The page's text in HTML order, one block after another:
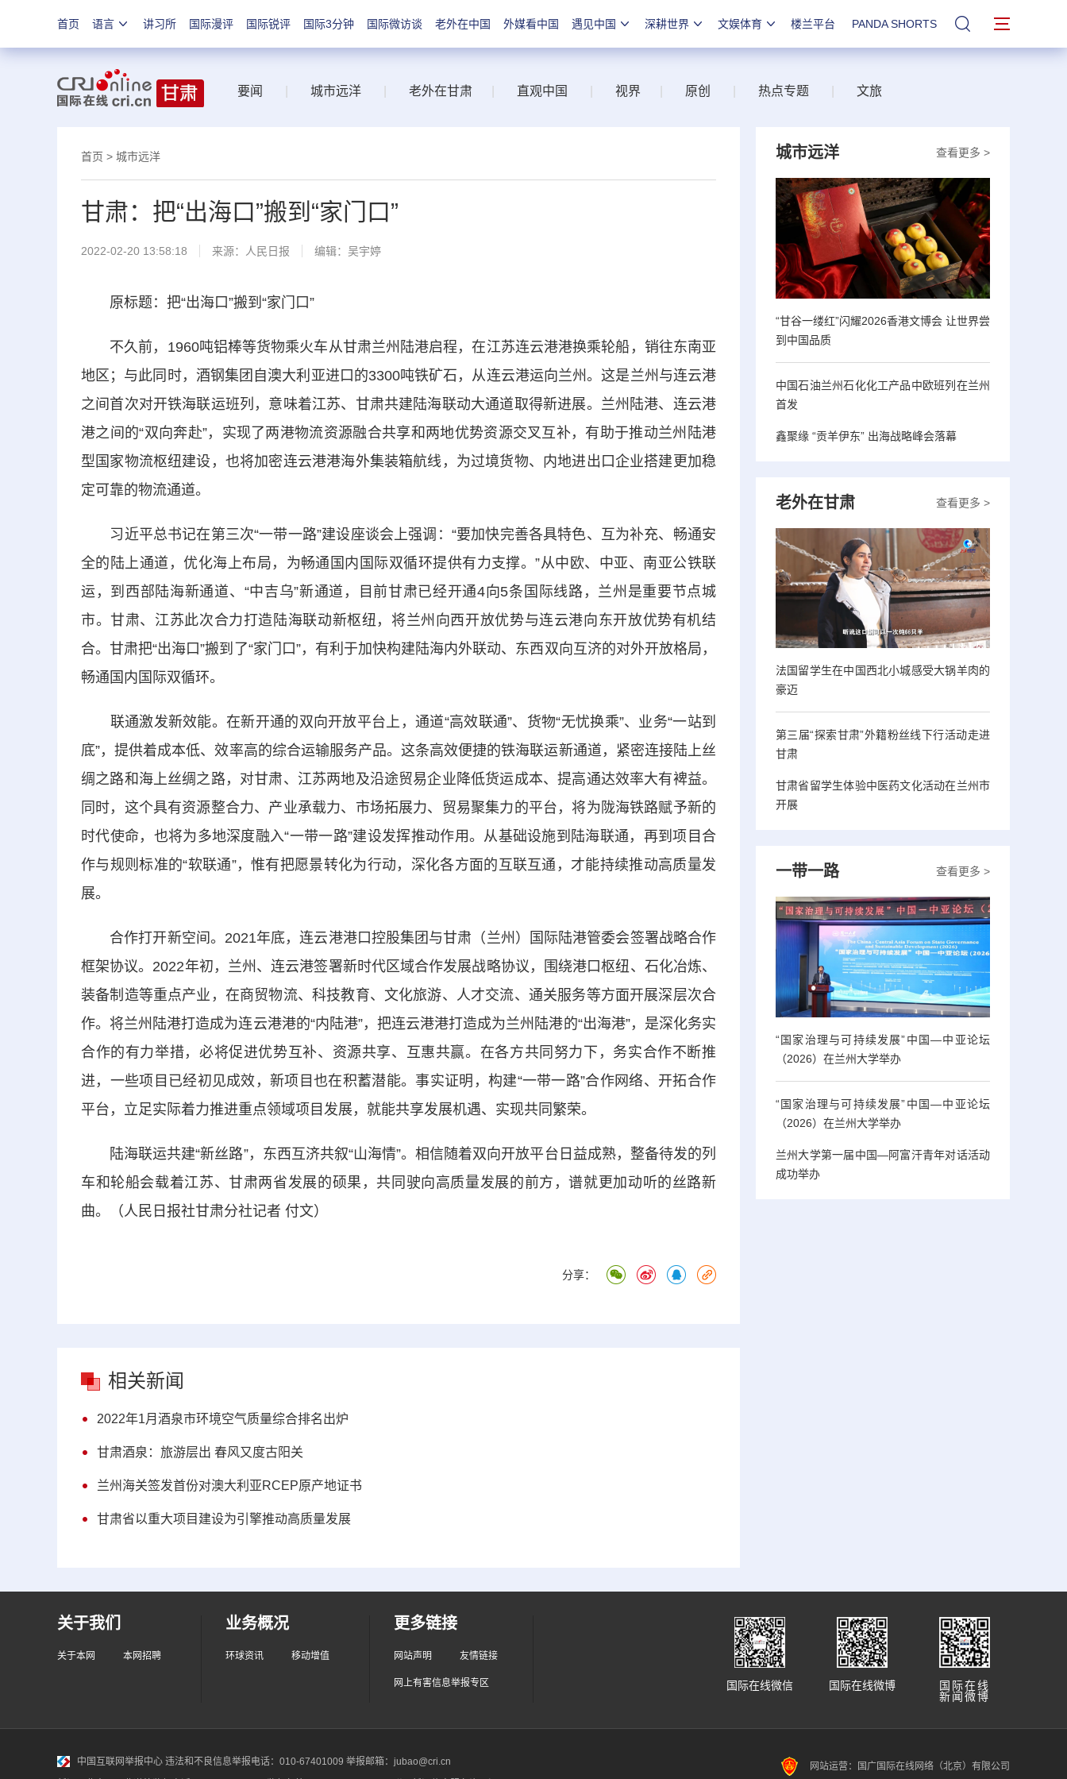
首页 语言 讲习所 国际漫评 国际锐评 国际3分钟 国际微访谈 老外在中国 外媒看中国 遇见中国 深耕世界 文娱体育 楼兰平台 PANDA SHORTS 站内搜索
要闻 城市远洋 老外在甘肃 直观中国 视界 原创 热点专题 文旅
首页 > 城市远洋
甘肃：把“出海口”搬到“家门口”
2022-02-20 13:58:18 来源： 人民日报 编辑：吴宇婷
原标题：把“出海口”搬到“家门口”
不久前，1960吨铝棒等货物乘火车从甘肃兰州陆港启程，在江苏连云港港换乘轮船，销往东南亚
地区；与此同时，酒钢集团自澳大利亚进口的3300吨铁矿石，从连云港运向兰州。这是兰州与连云港
之间首次对开铁海联运班列，意味着江苏、甘肃共建陆海联动大通道取得新进展。兰州陆港、连云港
港之间的“双向奔赴”，实现了两港物流资源融合共享和两地优势资源交叉互补，有助于推动兰州陆港
型国家物流枢纽建设，也将加密连云港港海外集装箱航线，为过境货物、内地进出口企业搭建更加稳
定可靠的物流通道。
习近平总书记在第三次“一带一路”建设座谈会上强调：“要加快完善各具特色、互为补充、畅通安
全的陆上通道，优化海上布局，为畅通国内国际双循环提供有力支撑。”从中欧、中亚、南亚公铁联
运，到西部陆海新通道、“中吉乌”新通道，目前甘肃已经开通4向5条国际线路，兰州是重要节点城
市。甘肃、江苏此次合力打造陆海联动新枢纽，将兰州向西开放优势与连云港向东开放优势有机结
合。甘肃把“出海口”搬到了“家门口”，有利于加快构建陆海内外联动、东西双向互济的对外开放格局，
畅通国内国际双循环。
联通激发新效能。在新开通的双向开放平台上，通道“高效联通”、货物“无忧换乘”、业务“一站到
底”，提供着成本低、效率高的综合运输服务产品。这条高效便捷的铁海联运新通道，紧密连接陆上丝
绸之路和海上丝绸之路，对甘肃、江苏两地及沿途贸易企业降低货运成本、提高通达效率大有裨益。
同时，这个具有资源整合力、产业承载力、市场拓展力、贸易聚集力的平台，将为陇海铁路赋予新的
时代使命，也将为多地深度融入“一带一路”建设发挥推动作用。从基础设施到陆海联通，再到项目合
作与规则标准的“软联通”，惟有把愿景转化为行动，深化各方面的互联互通，才能持续推动高质量发
展。
合作打开新空间。2021年底，连云港港口控股集团与甘肃（兰州）国际陆港管委会签署战略合作
框架协议。2022年初，兰州、连云港签署新时代区域合作发展战略协议，围绕港口枢纽、石化冶炼、
装备制造等重点产业，在商贸物流、科技教育、文化旅游、人才交流、通关服务等方面开展深层次合
作。将兰州陆港打造成为连云港港的“内陆港”，把连云港港打造成为兰州陆港的“出海港”，是深化务实
合作的有力举措，必将促进优势互补、资源共享、互惠共赢。在各方共同努力下，务实合作不断推
进，一些项目已经初见成效，新项目也在积蓄潜能。事实证明，构建“一带一路”合作网络、开拓合作
平台，立足实际着力推进重点领域项目发展，就能共享发展机遇、实现共同繁荣。
陆海联运共建“新丝路”，东西互济共叙“山海情”。相信随着双向开放平台日益成熟，整备待发的列
车和轮船会载着江苏、甘肃两省发展的硕果，共同驶向高质量发展的前方，谱就更加动听的丝路新
曲。（人民日报社甘肃分社记者 付文）
分享：
相关新闻
2022年1月酒泉市环境空气质量综合排名出炉
甘肃酒泉：旅游层出 春风又度古阳关
兰州海关签发首份对澳大利亚RCEP原产地证书
甘肃省以重大项目建设为引擎推动高质量发展
查看更多 >
城市远洋
“甘谷一缕红”闪耀2026香港文博会 让世界尝
到中国品质
中国石油兰州石化化工产品中欧班列在兰州
首发
鑫聚缘 “贡羊伊东” 出海战略峰会落幕
查看更多 >
老外在甘肃
法国留学生在中国西北小城感受大锅羊肉的
豪迈
第三届“探索甘肃”外籍粉丝线下行活动走进
甘肃
甘肃省留学生体验中医药文化活动在兰州市
开展
查看更多 >
一带一路
“国家治理与可持续发展”中国—中亚论坛
（2026）在兰州大学举办
“国家治理与可持续发展”中国—中亚论坛
（2026）在兰州大学举办
兰州大学第一届中国—阿富汗青年对话活动
成功举办
关于我们
关于本网 本网招聘
业务概况
环球资讯 移动增值
更多链接
网站声明 友情链接
网上有害信息举报专区
国际在线
新闻微博
国际在线微博
国际在线微信
中国互联网举报中心 违法和不良信息举报电话：010-67401009 举报邮箱：jubao@cri.cn
网站运营：国广国际在线网络（北京）有限公司